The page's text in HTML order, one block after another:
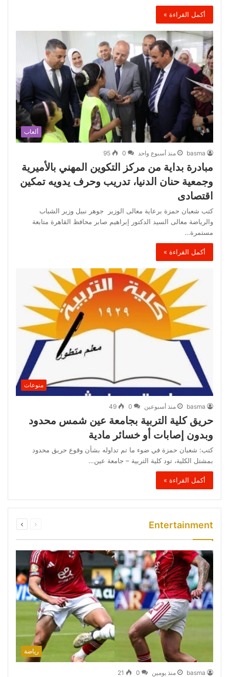
أكمل القراءة »
ألعاب
basma منذ أسبوع واحد 0
95
مبادرة بداية من مركز التكوين المهني بالأميرية
وجمعية حنان الدنيا، تدريب وحرف يدويه تمكين
اقتصادى
كتب شعبان حمزة برعاية معالى الوزير جوهر نبيل وزير الشباب
والرياضة معالى السيد الدكتور إبراهيم صابر محافظ القاهرة متابعة
مستمرة…
أكمل القراءة »
منوعات
basma منذ أسبوعين 0
49
حريق كلية التربية بجامعة عين شمس محدود
وبدون إصابات أو خسائر مادية
كتب: شعبان حمزة في ضوء ما تم تداوله بشأن وقوع حريق محدود
بمشتل الكلية، تود كلية التربية – جامعة عين…
أكمل القراءة »
Entertainment الصفحةالصفحة
رياضة
basma منذ يومين 0
21